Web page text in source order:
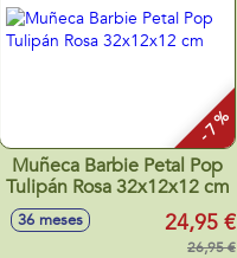
- 7 %
Muñeca Barbie Petal Pop
Tulipán Rosa 32x12x12 cm
36 meses 24,95 €
26,95 €